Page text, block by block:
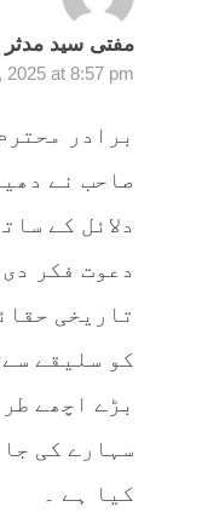
مفتی سید
2025 at 8:57 pm
برادر
صاحب نے
دلائل کے
دعوت فکر
تاریخی
کو سلیقے سے
بڑے اچھے
سہارے کی
کیا ہے ۔